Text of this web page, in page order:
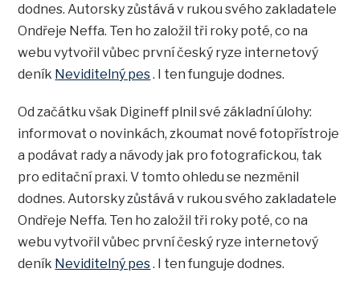
dodnes. Autorsky zůstává v rukou svého zakladatele
Ondřeje Neffa. Ten ho založil tři roky poté, co na
webu vytvořil vůbec první český ryze internetový
deník Neviditelný pes. I ten funguje dodnes.
Od začátku však Digineff plnil své základní úlohy:
informovat o novinkách, zkoumat nové fotopřístroje
a podávat rady a návody jak pro fotografickou, tak
pro editační praxi. V tomto ohledu se nezměnil
dodnes. Autorsky zůstává v rukou svého zakladatele
Ondřeje Neffa. Ten ho založil tři roky poté, co na
webu vytvořil vůbec první český ryze internetový
deník Neviditelný pes. I ten funguje dodnes.